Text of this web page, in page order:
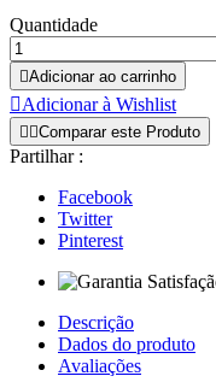
Quantidade
Adicionar ao carrinho
Adicionar à Wishlist
 Comparar este Produto
Partilhar :
Facebook
Twitter
Pinterest
Descrição
Dados do produto
Avaliações